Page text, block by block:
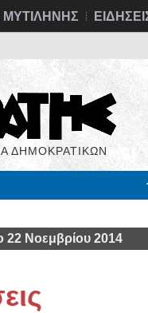
ΔΗΜΟΚΡΑΤΙΚΩΝ
22 Νοεμβρίου 2014